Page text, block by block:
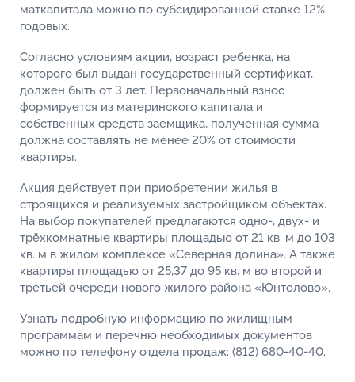
маткапитала можно по субсидированной ставке 12%
годовых.
Согласно условиям акции, возраст ребенка, на
которого был выдан государственный сертификат,
должен быть от 3 лет. Первоначальный взнос
формируется из материнского капитала и
собственных средств заемщика, полученная сумма
должна составлять не менее 20% от стоимости
квартиры.
Акция действует при приобретении жилья в
строящихся и реализуемых застройщиком объектах.
На выбор покупателей предлагаются одно-, двух- и
трёхкомнатные квартиры площадью от 21 кв. м до 103
кв. м в жилом комплексе «Северная долина». А также
квартиры площадью от 25,37 до 95 кв. м во второй и
третьей очереди нового жилого района «Юнтолово».
Узнать подробную информацию по жилищным
программам и перечню необходимых документов
можно по телефону отдела продаж: (812) 680-40-40.